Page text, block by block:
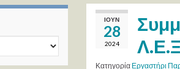
ΙΟΎΝ
28
2024
Κατηγορία Εργαστήρι